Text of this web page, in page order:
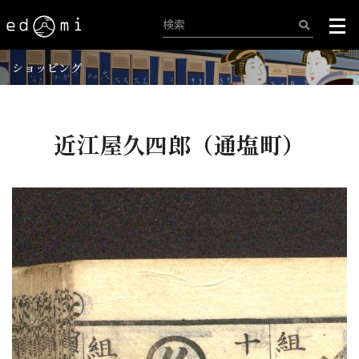
ショッピング
近江屋久四郎（通塩町）
+
-
142/515